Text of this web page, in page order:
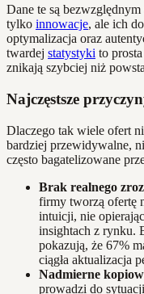
Dane te są
tylko innowacje, ale ich
optymalizacja oraz
twardej statystyki to
znikają szybciej niż
Najczęstsze
Dlaczego tak wiele ofert
bardziej przewidywalne,
często bagatelizowane
Brak realnego
firmy tworzą ofertę
intuicji, nie
insightach z rynku.
pokazują, że 67%
ciągła aktualizacja
Nadmierne
prowadzi do